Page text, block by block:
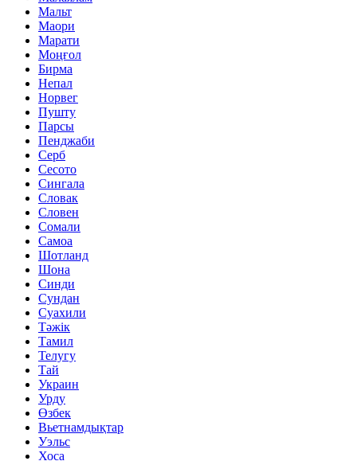
Мальт
Маори
Марати
Моңғол
Бирма
Непал
Норвег
Пушту
Парсы
Пенджаби
Серб
Сесото
Сингала
Словак
Словен
Сомали
Самоа
Шотланд
Шона
Синди
Сундан
Суахили
Тәжік
Тамил
Телугу
Тай
Украин
Урду
Өзбек
Вьетнамдықтар
Уэльс
Хоса